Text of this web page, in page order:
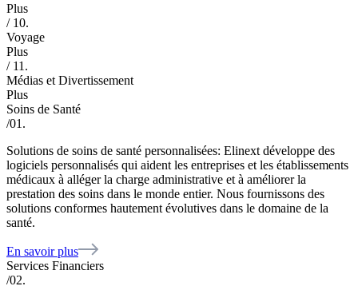
Plus
/ 10.
Voyage
Plus
/ 11.
Médias et Divertissement
Plus
Soins de Santé
/01.
Solutions de soins de santé personnalisées: Elinext développe des
logiciels personnalisés qui aident les entreprises et les établissements
médicaux à alléger la charge administrative et à améliorer la
prestation des soins dans le monde entier. Nous fournissons des
solutions conformes hautement évolutives dans le domaine de la
santé.
En savoir plus
Services Financiers
/02.